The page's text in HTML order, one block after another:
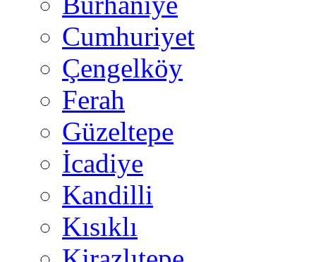
Cumhuriyet
Çengelköy
Ferah
Güzeltepe
İcadiye
Kandilli
Kısıklı